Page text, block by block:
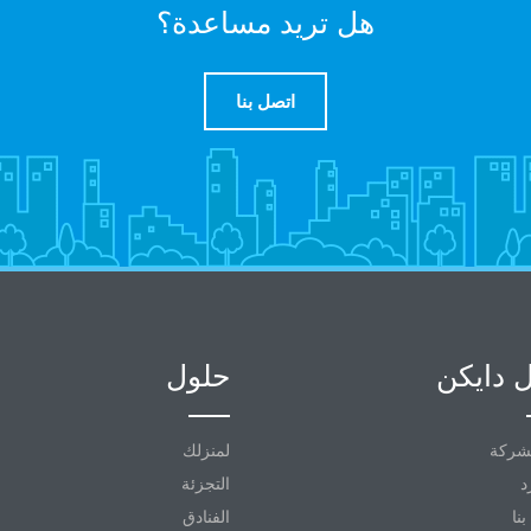
هل تريد مساعدة؟
اتصل بنا
حلول
لمنزلك
التجزئة
الفنادق
دايكن